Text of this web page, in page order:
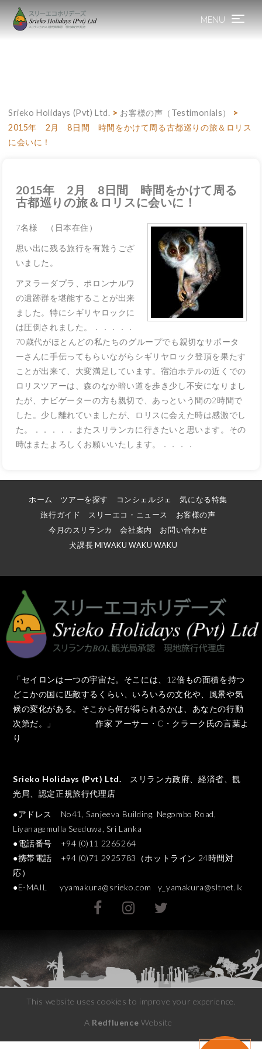
MENU Toggle
Srieko Holidays (Pvt) Ltd. > お客様の声（Testimonials）
>
2015年 2月 8日間 時間をかけて周る古都巡りの旅＆ロリス
に会いに！
2015年 2月 8日間 時間をかけて周る
古都巡りの旅＆ロリスに会いに！
7名様 （日本在住）
思い出に残る旅行を有難うござ
いました。
アヌラーダプラ、ポロンナルワ
の遺跡群を堪能することが出来
ました。特にシギリヤロックに
は圧倒されました。．．．．．
70歳代がほとんどの私たちのグループでも親切なサポータ
ーさんに手伝ってもらいながらシギリヤロック登頂を果たす
ことが出来て、大変満足しています。宿泊ホテルの近くでの
ロリスツアーは、森のなか暗い道を歩き少し不安になりまし
たが、ナビゲーターの方も親切で、あっという間の2時間で
した。少し離れていましたが、ロリスに会えた時は感激でし
た。．．．．．またスリランカに行きたいと思います。その
時はまたよろしくお願いいたします。．．．．
ホーム ツアーを探す コンシェルジェ
気になる特集
旅行ガイド
スリーエコ・ニュース
お客様の声
今月のスリランカ
会社案内
お問い合わせ
犬課長 MIWAKU WAKU WAKU
「セイロンは一つの宇宙だ。そこには、12倍もの面積を持つ
どこかの国に匹敵するくらい、いろいろの文化や、風景や気
候の変化がある。そこから何が得られるかは、あなたの行動
次第だ。」 作家 アーサー・C・クラーク氏の言葉よ
り
Srieko Holidays (Pvt) Ltd. スリランカ政府、経済省、観
光局、認定正規旅行代理店
●アドレス No41, Sanjeeva Building, Negombo Road,
Liyanagemulla Seeduwa, Sri Lanka
●電話番号 +94 (0)11 2265264
●携帯電話 +94 (0)71 2925783（ホットライン 24時間対
応）
●E-MAIL yyamakura@srieko.com y_yamakura@sltnet.lk
This website uses cookies to improve your experience.
A Redfluence Website